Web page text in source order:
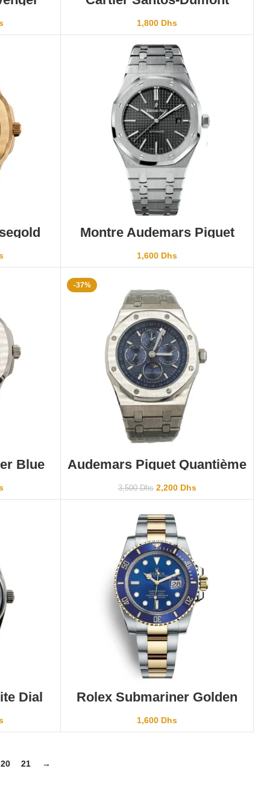
1,800 Dhs
AJOUTER AU PANIER
Montre Audemars Piguet
Royal Oak Cadran Noir –
Montres VIP
1,600 Dhs
Blue
-37%
AJOUTER AU PANIER
Audemars Piguet Quantième
3,500Dhs 2,200 Dhs
Dial AJOUTER AU PANIER
Rolex Submariner Golden
1,600 Dhs
20 21 →